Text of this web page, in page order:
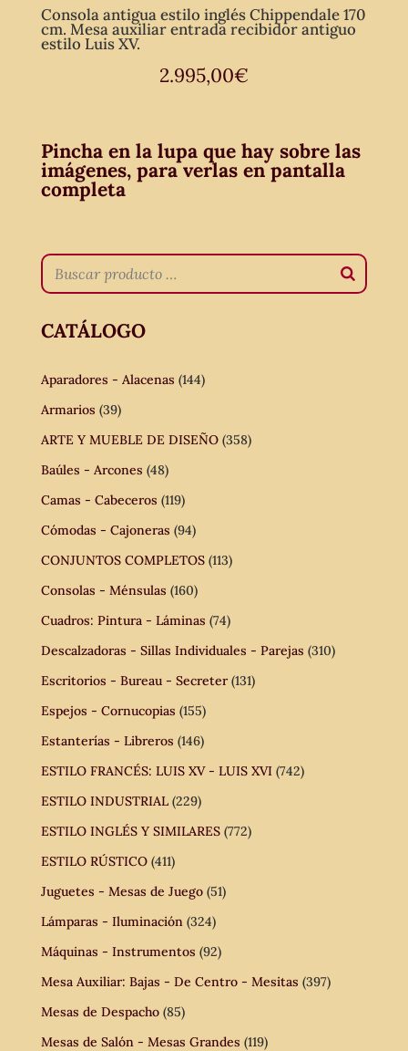
Consola antigua estilo inglés Chippendale 170
cm. Mesa auxiliar entrada recibidor antiguo
estilo Luis XV.
2.995,00€
Pincha en la lupa que hay sobre las
imágenes, para verlas en pantalla
completa
CATÁLOGO
Aparadores - Alacenas (144)
Armarios (39)
ARTE Y MUEBLE DE DISEÑO (358)
Baúles - Arcones (48)
Camas - Cabeceros (119)
Cómodas - Cajoneras (94)
CONJUNTOS COMPLETOS (113)
Consolas - Ménsulas (160)
Cuadros: Pintura - Láminas (74)
Descalzadoras - Sillas Individuales - Parejas (310)
Escritorios - Bureau - Secreter (131)
Espejos - Cornucopias (155)
Estanterías - Libreros (146)
ESTILO FRANCÉS: LUIS XV - LUIS XVI (742)
ESTILO INDUSTRIAL (229)
ESTILO INGLÉS Y SIMILARES (772)
ESTILO RÚSTICO (411)
Juguetes - Mesas de Juego (51)
Lámparas - Iluminación (324)
Máquinas - Instrumentos (92)
Mesa Auxiliar: Bajas - De Centro - Mesitas (397)
Mesas de Despacho (85)
Mesas de Salón - Mesas Grandes (119)